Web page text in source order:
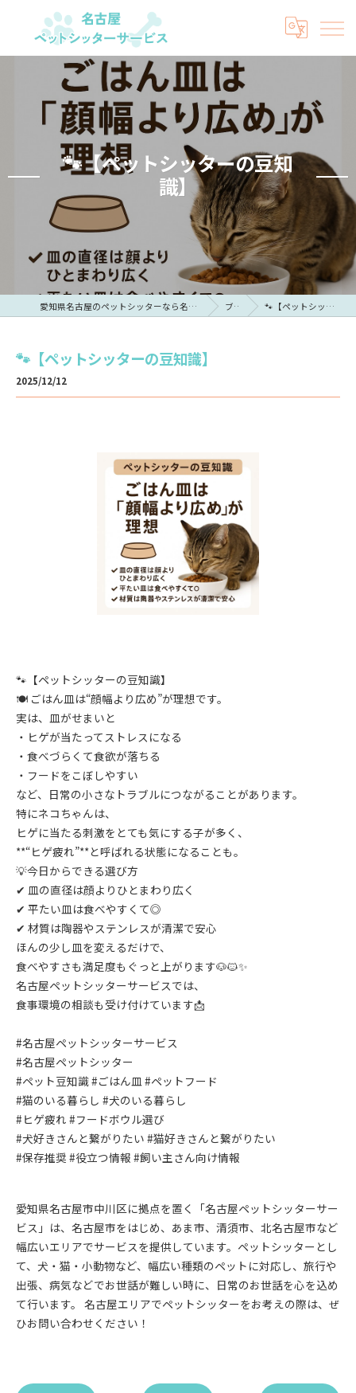
🐾【ペットシッターの豆知
識】
愛知県名古屋のペットシッターなら名古屋ペットシッターサービス ブログ 🐾【ペットシッターの豆知識】
🐾【ペットシッターの豆知識】
2025/12/12
🐾【ペットシッターの豆知識】
🍽️ ごはん皿は“顔幅より広め”が理想です。
実は、皿がせまいと
・ヒゲが当たってストレスになる
・食べづらくて食欲が落ちる
・フードをこぼしやすい
など、日常の小さなトラブルにつながることがあります。
特にネコちゃんは、
ヒゲに当たる刺激をとても気にする子が多く、
**“ヒゲ疲れ”**と呼ばれる状態になることも。
💡今日からできる選び方
✔ 皿の直径は顔よりひとまわり広く
✔ 平たい皿は食べやすくて◎
✔ 材質は陶器やステンレスが清潔で安心
ほんの少し皿を変えるだけで、
食べやすさも満足度もぐっと上がります🐶🐱✨
名古屋ペットシッターサービスでは、
食事環境の相談も受け付けています📩
#名古屋ペットシッターサービス
#名古屋ペットシッター
#ペット豆知識 #ごはん皿 #ペットフード
#猫のいる暮らし #犬のいる暮らし
#ヒゲ疲れ #フードボウル選び
#犬好きさんと繋がりたい #猫好きさんと繋がりたい
#保存推奨 #役立つ情報 #飼い主さん向け情報
愛知県名古屋市中川区に拠点を置く「名古屋ペットシッターサー
ビス」は、名古屋市をはじめ、あま市、清須市、北名古屋市など
幅広いエリアでサービスを提供しています。ペットシッターとし
て、犬・猫・小動物など、幅広い種類のペットに対応し、旅行や
出張、病気などでお世話が難しい時に、日常のお世話を心を込め
て行います。 名古屋エリアでペットシッターをお考えの際は、ぜ
ひお問い合わせください！